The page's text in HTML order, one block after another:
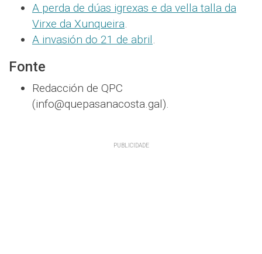
A perda de dúas igrexas e da vella talla da
Virxe da Xunqueira.
A invasión do 21 de abril.
Fonte
Redacción de QPC
(info@quepasanacosta.gal).